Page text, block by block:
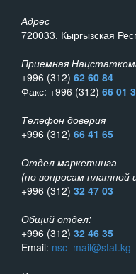
Адрес
720033, Кыргызская
Приемная
+996 (312) 62 60 84
Факс: +996 (312) 66 01
Телефон доверия
+996 (312) 66 41 65
Отдел маркетинга
(по вопросам платной
+996 (312) 32 47 03
Общий отдел:
+996 (312) 32 46 35
Email: nsc_mail@stat.kg